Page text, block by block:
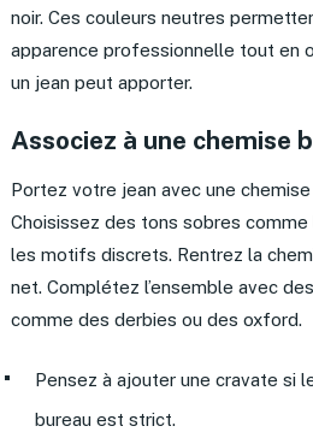
noir. Ces couleurs neutres
apparence professionnelle tout en
un jean peut apporter.
Associez à une chemise
Portez votre jean avec une
Choisissez des tons sobres comme
les motifs discrets. Rentrez la
net. Complétez l’ensemble avec
comme des derbies ou des oxford.
Pensez à ajouter une cravate si
bureau est strict.